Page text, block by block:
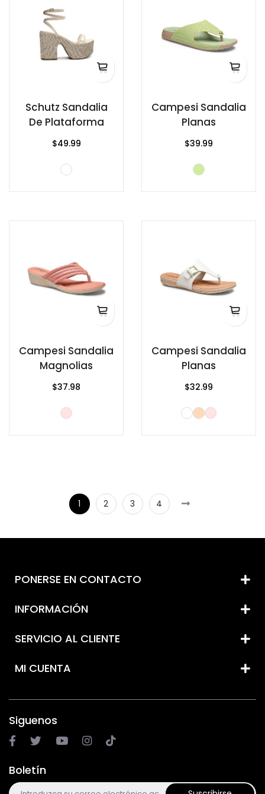
Schutz Sandalia
De Plataforma
$49.99
Campesi Sandalia
Planas
$39.99
Campesi Sandalia
Magnolias
$37.98
Campesi Sandalia
Planas
$32.99
1 2 3 4
PONERSE EN CONTACTO
INFORMACIÓN
SERVICIO AL CLIENTE
MI CUENTA
Siguenos
Boletín